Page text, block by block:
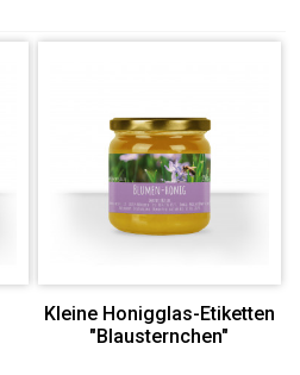
Kleine Honigglas-Etiketten
"Blausternchen"